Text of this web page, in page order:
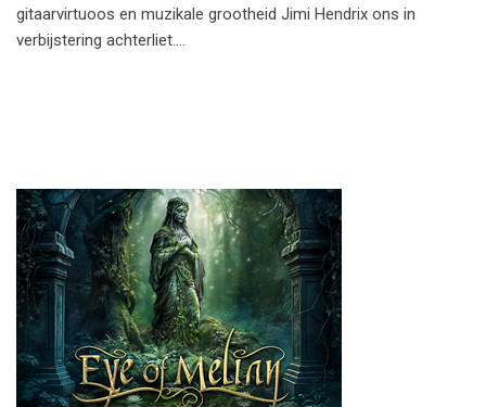
gitaarvirtuoos en muzikale grootheid Jimi Hendrix ons in
verbijstering achterliet.…